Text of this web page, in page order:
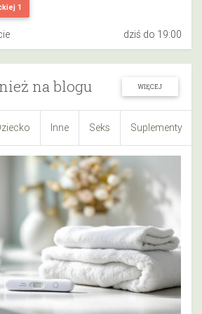
1
dziś do 19:00
na blogu WIĘCEJ
Inne Seks Suplementy